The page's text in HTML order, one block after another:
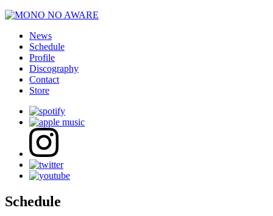
News
Schedule
Profile
Discography
Contact
Store
Schedule